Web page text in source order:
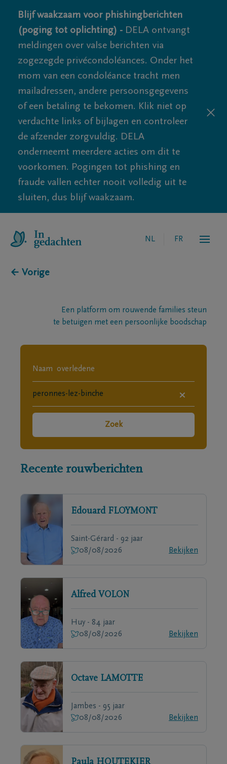
Blijf waakzaam voor phishingberichten
(poging tot oplichting) - DELA ontvangt
meldingen over valse berichten via
zogezegde privécondoléances. Onder het
mom van een condoléance tracht men
mailadressen, andere persoonsgegevens
of een betaling te bekomen. Klik niet op
verdachte links of bijlagen en controleer
de afzender zorgvuldig. DELA
onderneemt meerdere acties om dit te
voorkomen. Pogingen tot phishing en
fraude vallen echter nooit volledig uit te
sluiten, dus blijf waakzaam.
NL FR
← Vorige
Een platform om rouwende families steun
te betuigen met een persoonlijke boodschap
×
Zoek
Recente rouwberichten
Edouard FLOYMONT
Saint-Gérard - 92 jaar
08/08/2026
Bekijken
Alfred VOLON
Huy - 84 jaar
08/08/2026
Bekijken
Octave LAMOTTE
Jambes - 95 jaar
08/08/2026
Bekijken